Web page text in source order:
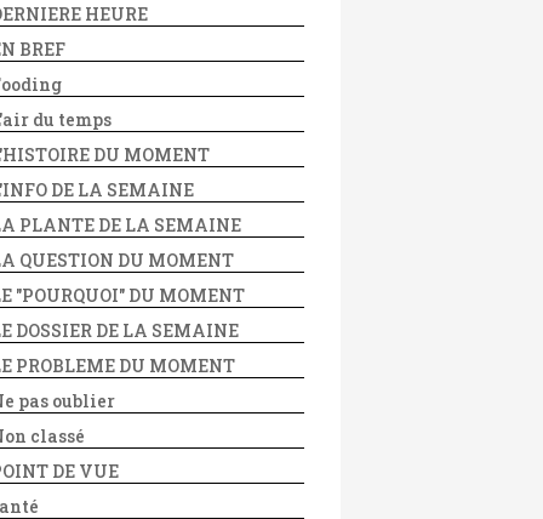
HEURE
BREF
du temps
DU MOMENT
DE LA SEMAINE
PLANTE DE LA SEMAINE
QUESTION DU MOMENT
"POURQUOI" DU MOMENT
DOSSIER DE LA SEMAINE
PROBLEME DU MOMENT
pas oublier
classé
DE VUE